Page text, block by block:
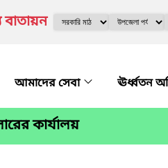
বাতায়ন
আমাদের সেবা ঊর্ধ্বতন
কার্যালয়